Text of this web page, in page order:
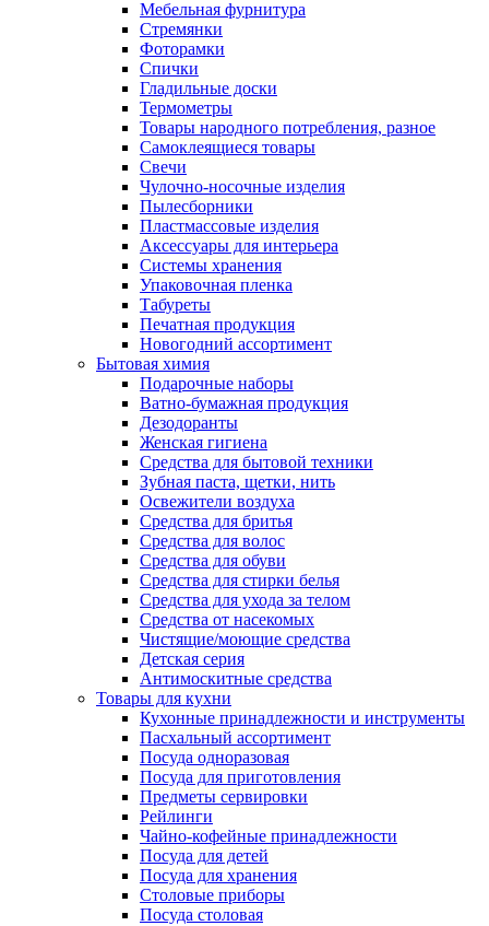
Мебельная фурнитура
Стремянки
Фоторамки
Спички
Гладильные доски
Термометры
Товары народного потребления, разное
Самоклеящиеся товары
Свечи
Чулочно-носочные изделия
Пылесборники
Пластмассовые изделия
Аксессуары для интерьера
Системы хранения
Упаковочная пленка
Табуреты
Печатная продукция
Новогодний ассортимент
Бытовая химия
Подарочные наборы
Ватно-бумажная продукция
Дезодоранты
Женская гигиена
Средства для бытовой техники
Зубная паста, щетки, нить
Освежители воздуха
Средства для бритья
Средства для волос
Средства для обуви
Средства для стирки белья
Средства для ухода за телом
Средства от насекомых
Чистящие/моющие средства
Детская серия
Антимоскитные средства
Товары для кухни
Кухонные принадлежности и инструменты
Пасхальный ассортимент
Посуда одноразовая
Посуда для приготовления
Предметы сервировки
Рейлинги
Чайно-кофейные принадлежности
Посуда для детей
Посуда для хранения
Столовые приборы
Посуда столовая